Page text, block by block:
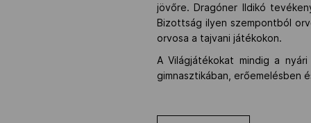
jövőre. Dragóner Ildikó
Bizottság ilyen szempontból
orvosa a tajvani játékokon.
A Világjátékokat mindig a
gimnasztikában, erőemelésben